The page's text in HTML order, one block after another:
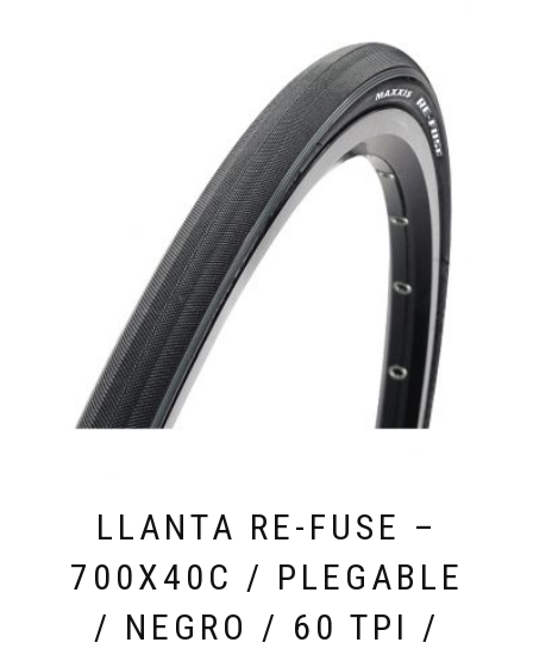
LLANTA RE-FUSE –
700X40C / PLEGABLE
/ NEGRO / 60 TPI /